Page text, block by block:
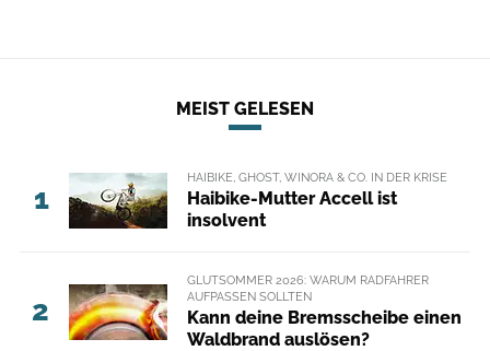
MEIST GELESEN
1
HAIBIKE, GHOST, WINORA & CO. IN DER KRISE
Haibike-Mutter Accell ist
insolvent
2
GLUTSOMMER 2026: WARUM RADFAHRER
AUFPASSEN SOLLTEN
Kann deine Bremsscheibe einen
Waldbrand auslösen?